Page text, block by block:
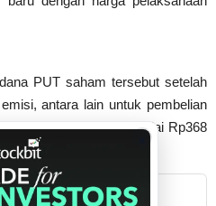
PUT saham tersebut setelah
antara lain untuk pembelian
Tangerang Banten senilai Rp368
Rp27,38 miliar.